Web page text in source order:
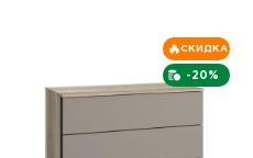
-20%
СКИДКА